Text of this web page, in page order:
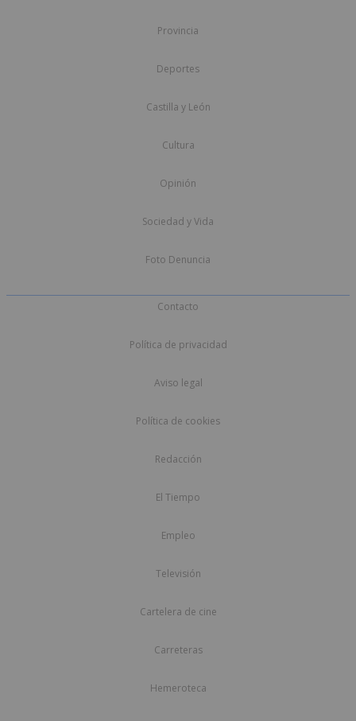
Provincia
Deportes
Castilla y León
Cultura
Opinión
Sociedad y Vida
Foto Denuncia
Contacto
Política de privacidad
Aviso legal
Política de cookies
Redacción
El Tiempo
Empleo
Televisión
Cartelera de cine
Carreteras
Hemeroteca